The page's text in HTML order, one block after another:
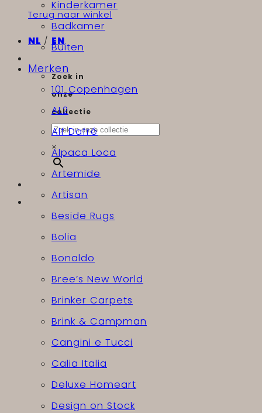
Terug naar winkel
NL / EN
Zoek in
onze
collectie
×
Kinderkamer
Badkamer
Buiten
Merken
101 Copenhagen
AL2
Alf Dafré
Alpaca Loca
Artemide
Artisan
Beside Rugs
Bolia
Bonaldo
Bree’s New World
Brinker Carpets
Brink & Campman
Cangini e Tucci
Calia Italia
Deluxe Homeart
Design on Stock